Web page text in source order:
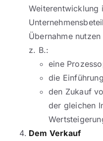
Weiterentwicklung
Übernahme
z. B.:
eine
die
den Zukauf
der gleichen
Dem Verkauf